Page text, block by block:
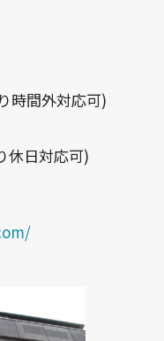
時間外対応可)
日対応可)